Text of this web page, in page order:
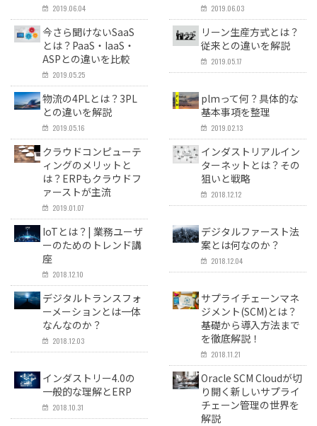
2019.06.04 2019.06.03
今さら聞けないSaaS
とは？PaaS・IaaS・
ASPとの違いを比較
2019.05.25
リーン生産方式とは？
従来との違いを解説
2019.05.17
物流の4PLとは？3PL
との違いを解説
2019.05.16
plmって何？具体的な
基本事項を整理
2019.02.13
クラウドコンピューテ
ィングのメリットと
は？ERPもクラウドフ
ァーストが主流
2019.01.07
インダストリアルイン
ターネットとは？その
狙いと戦略
2018.12.12
IoTとは？| 業務ユーザ
ーのためのトレンド講
座
2018.12.10
デジタルファースト法
案とは何なのか？
2018.12.04
デジタルトランスフォ
ーメーションとは一体
なんなのか？
2018.12.03
サプライチェーンマネ
ジメント(SCM)とは？
基礎から導入方法まで
を徹底解説！
2018.11.21
インダストリー4.0の
一般的な理解とERP
2018.10.31
Oracle SCM Cloudが切
り開く新しいサプライ
チェーン管理の世界を
解説